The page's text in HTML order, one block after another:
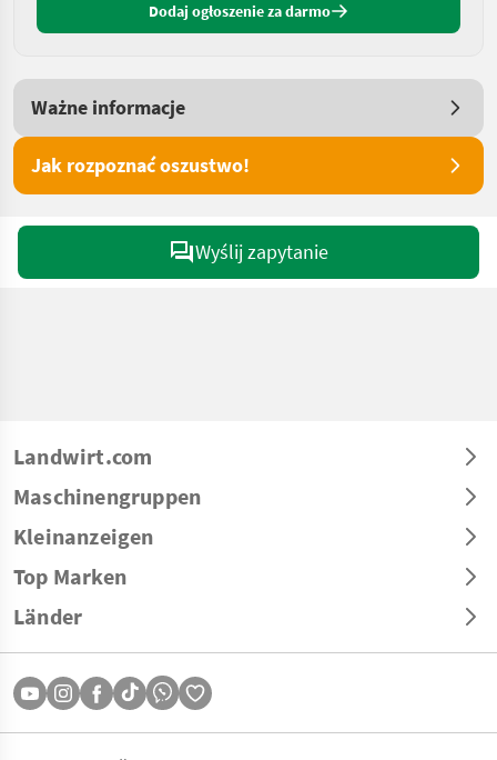
Dodaj ogłoszenie za darmo
Ważne informacje
Jak rozpoznać oszustwo!
Wyślij zapytanie
Landwirt.com
Maschinengruppen
Kleinanzeigen
Top Marken
Länder